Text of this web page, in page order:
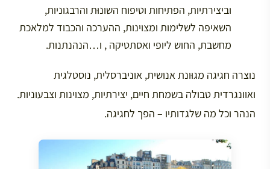
וביצירתיות, הפתיחות וטיפוח השונוּת והרבגוניות,
השאיפה לשלימות ומצוינות, ההערכה והכבוד למלאכת
מחשבת, החוש ליופי ואסתטיקה , ו…הנהנתנות.
נוצרה חגיגה מגוּונת אנושית, אוניברסלית, נוסטלגית
ואוונגרדית טבולה בשמחת חיים, יצירתיות, מצוינות וצבעוניות.
הנהר וכל מה שלגדותיו – הפך לחגיגה.